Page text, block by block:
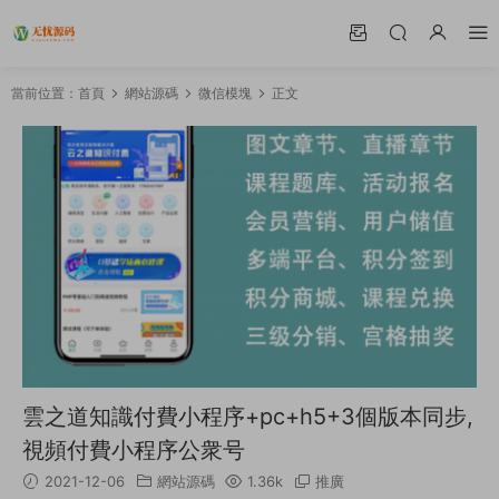
當前位置： 首頁 網站源碼 微信模塊 正文
雲之道知識付費小程序+pc+h5+3個版本同步,
視頻付費小程序公衆号
2021-12-06 網站源碼 1.36k 推廣